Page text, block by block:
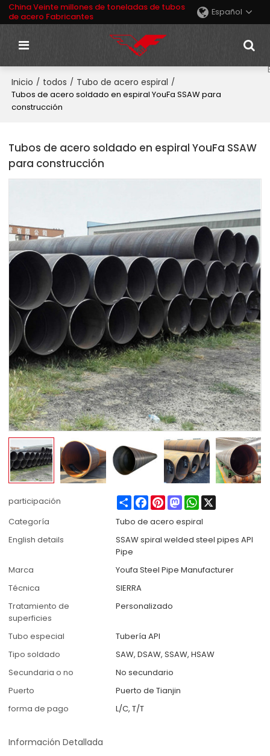
China Veinte millones de toneladas de tubos
de acero Fabricantes
Español
Inicio / todos / Tubo de acero espiral /
Tubos de acero soldado en espiral YouFa SSAW para
construcción
Tubos de acero soldado en espiral YouFa SSAW
para construcción
participación ShareFacebook
PinterestMastodonWhatsApp
Categoría
Tubo de acero espiral
English details
SSAW spiral welded steel pipes API
Pipe
Marca
Youfa Steel Pipe Manufacturer
Técnica
SIERRA
Tratamiento de
superficies
Personalizado
Tubo especial
Tubería API
Tipo soldado
SAW, DSAW, SSAW, HSAW
Secundaria o no
No secundario
Puerto
Puerto de Tianjin
forma de pago
L/C, T/T
Información Detallada